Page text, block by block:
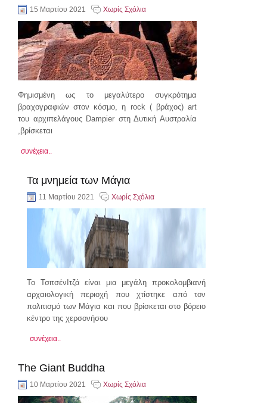
15 Μαρτίου 2021 Χωρίς Σχόλια
Φημισμένη ως το μεγαλύτερο συγκρότημα
βραχογραφιών στον κόσμο, η rock ( βράχος) art
του αρχιπελάγους Dampier στη Δυτική Αυστραλία
,βρίσκεται
συνέχεια..
Τα μνημεία των Μάγια
11 Μαρτίου 2021 Χωρίς Σχόλια
Το ΤσιτσένΙτζά είναι μια μεγάλη προκολομβιανή
αρχαιολογική περιοχή που χτίστηκε από τον
πολιτισμό των Μάγια και που βρίσκεται στο βόρειο
κέντρο της χερσονήσου
συνέχεια..
The Giant Buddha
10 Μαρτίου 2021 Χωρίς Σχόλια